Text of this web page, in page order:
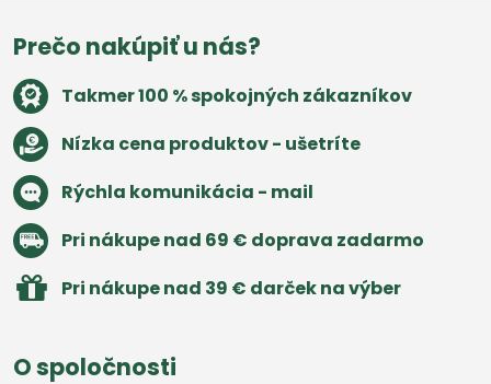
Prečo nakúpiť u nás?
Takmer 100 % spokojných zákazníkov
Nízka cena produktov - ušetríte
Rýchla komunikácia - mail
Pri nákupe nad 69 € doprava zadarmo
Pri nákupe nad 39 € darček na výber
O spoločnosti